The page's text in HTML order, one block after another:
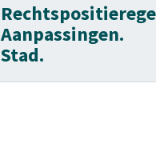
Aanpassingen.
Stad.